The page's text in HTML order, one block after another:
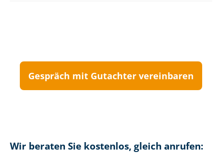
Gespräch mit Gutachter vereinbaren
Wir beraten Sie kostenlos, gleich anrufen: